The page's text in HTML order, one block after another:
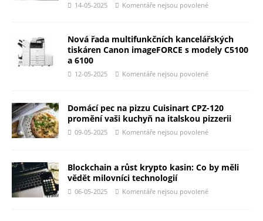
14-05-2025 Komentáře nejsou povolené
Nová řada multifunkčních kancelářských
tiskáren Canon imageFORCE s modely C5100
a 6100
12-05-2025 Komentáře nejsou povolené
Domácí pec na pizzu Cuisinart CPZ-120
promění vaši kuchyň na italskou pizzerii
09-05-2025 Komentáře nejsou povolené
Blockchain a růst krypto kasin: Co by měli
vědět milovníci technologií
06-05-2025 Komentáře nejsou povolené